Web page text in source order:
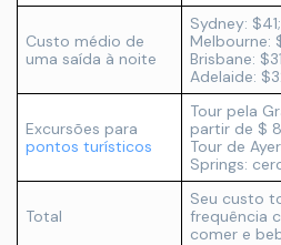
Custo médio de
uma saída à noite
Sydney: $41;
Melbourne:
Brisbane:
Adelaide:
Excursões para
pontos turísticos
Tour pela
partir de $
Tour de
Springs:
Total
Seu custo
frequência
comer e